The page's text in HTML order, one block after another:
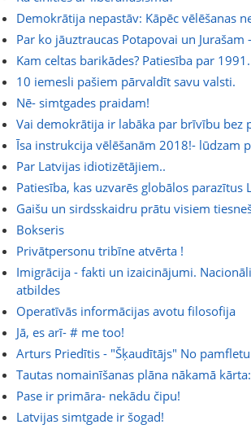
Demokrātija nepastāv: Kāpēc vēlēšanas
Par ko jāuztraucas Potapovai un
Kam celtas barikādes? Patiesība par
10 iemesli pašiem pārvaldīt savu valsti.
Nē- simtgades praidam!
Vai demokrātija ir labāka par brīvību bez
Īsa instrukcija vēlēšanām 2018!- lūdzam
Par Latvijas idiotizētājiem..
Patiesība, kas uzvarēs globālos parazītus
Gaišu un sirdsskaidru prātu visiem
Bokseris
Privātpersonu tribīne atvērta !
Imigrācija - fakti un izaicinājumi.
atbildes
Operatīvās informācijas avotu filosofija
Jā, es arī- # me too!
Arturs Priedītis - "Šķaudītājs" No pamfletu
Tautas nomainīšanas plāna nākamā
Pase ir primāra- nekādu čipu!
Latvijas simtgade ir šogad!